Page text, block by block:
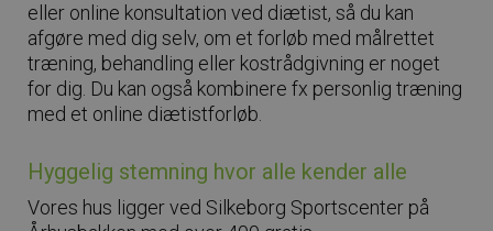
eller online konsultation ved diætist, så du kan
afgøre med dig selv, om et forløb med målrettet
træning, behandling eller kostrådgivning er noget
for dig. Du kan også kombinere fx personlig træning
med et online diætistforløb.
Hyggelig stemning hvor alle kender alle
Vores hus ligger ved Silkeborg Sportscenter på